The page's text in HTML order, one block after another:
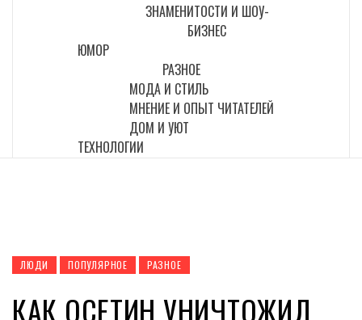
ЗНАМЕНИТОСТИ И ШОУ-
БИЗНЕС
ЮМОР
РАЗНОЕ
МОДА И СТИЛЬ
МНЕНИЕ И ОПЫТ ЧИТАТЕЛЕЙ
ДОМ И УЮТ
ТЕХНОЛОГИИ
ЛЮДИ ПОПУЛЯРНОЕ РАЗНОЕ
КАК ОСЕТИН УНИЧТОЖИЛ